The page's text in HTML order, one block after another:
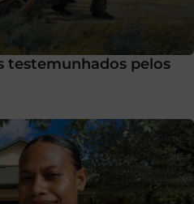
testemunhados pelos